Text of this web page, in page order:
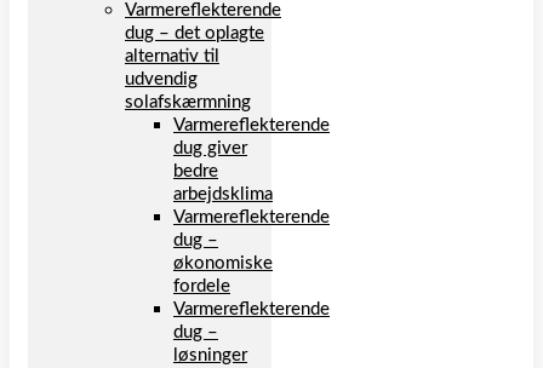
Varmereflekterende
dug – det oplagte
alternativ til
udvendig
solafskærmning
Varmereflekterende
dug giver
bedre
arbejdsklima
Varmereflekterende
dug –
økonomiske
fordele
Varmereflekterende
dug –
løsninger